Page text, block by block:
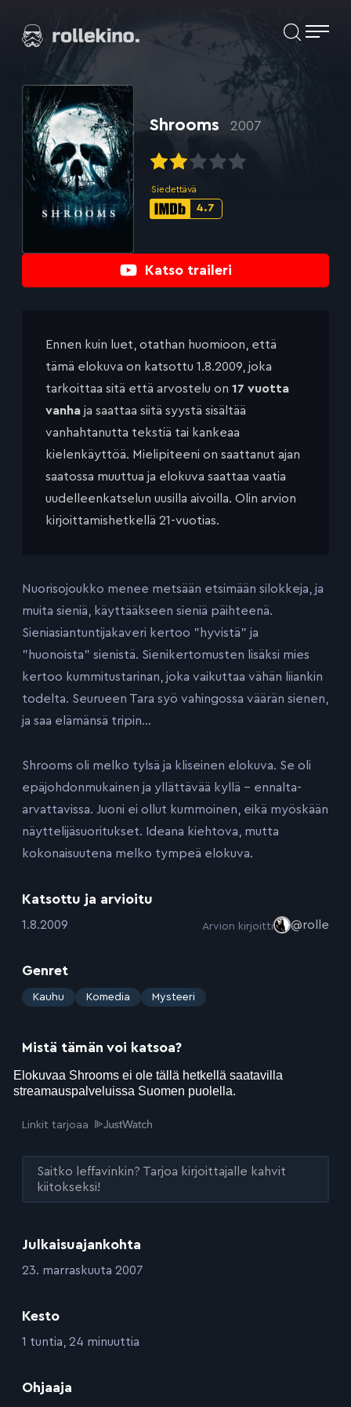
suoraan
sisältöön
Elokuvat ja elokuva-arviot | Rollekino.fi
Fiilistelyä
lopputekstien
jälkeen.
Katso traileri
Shrooms 2007
Siedettävä
IMDb-
4.7
Julkaisuajankohta
:23. marraskuuta 2007
Kesto
:1 tuntia, 24 minuuttia
Ohjaaja
Ennen kuin luet, otathan huomioon, että
tämä elokuva on katsottu 1.8.2009, joka
tarkoittaa sitä että arvostelu on 17 vuotta
vanha ja saattaa siitä syystä sisältää
vanhahtanutta tekstiä tai kankeaa
kielenkäyttöä. Mielipiteeni on saattanut ajan
saatossa muuttua ja elokuva saattaa vaatia
uudelleenkatselun uusilla aivoilla. Olin arvion
kirjoittamishetkellä 21-vuotias.
Nuorisojoukko menee metsään etsimään silokkeja, ja
muita sieniä, käyttääkseen sieniä päihteenä.
Sieniasiantuntijakaveri kertoo ”hyvistä” ja
”huonoista” sienistä. Sienikertomusten lisäksi mies
kertoo kummitustarinan, joka vaikuttaa vähän liiankin
todelta. Seurueen Tara syö vahingossa väärän sienen,
ja saa elämänsä tripin…
Shrooms oli melko tylsä ja kliseinen elokuva. Se oli
epäjohdonmukainen ja yllättävää kyllä – ennalta-
arvattavissa. Juoni ei ollut kummoinen, eikä myöskään
näyttelijäsuoritukset. Ideana kiehtova, mutta
kokonaisuutena melko tympeä elokuva.
Katsottu ja arvioitu
:1.8.2009 Arvion kirjoitti @rolle
Genret
: Kauhu Komedia Mysteeri
Mistä tämän voi katsoa?
Linkit tarjoaa
Saitko leffavinkin? Tarjoa kirjoittajalle kahvit
kiitokseksi!